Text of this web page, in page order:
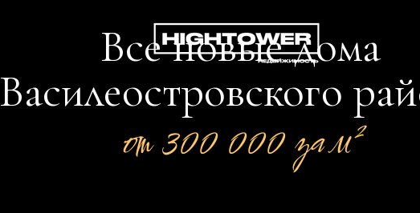
Все новые дома
Василеостровского
от 300 000 за м²